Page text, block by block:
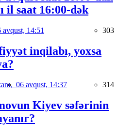
il saat 16:00-dək
avqust, 14:51 303
inqilabı, yoxsa
06 avqust, 14:37 314
Kiyev səfərinin